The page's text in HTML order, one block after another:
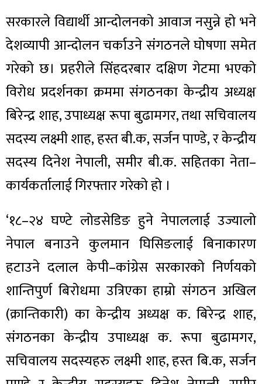
सरकारले विद्यार्थी आन्दोलनको आवाज नसुन्ने हो भने
देशव्यापी आन्दोलन चर्काउने संगठनले घोषणा समेत
गरेको छ। प्रहरीले सिंहदरबार दक्षिण गेटमा भएको
विरोध प्रदर्शनका क्रममा संगठनका केन्द्रीय अध्यक्ष
बिरेन्द्र शाह, उपाध्यक्ष रूपा बुढामगर, तथा सचिवालय
सदस्य लक्ष्मी शाह, हस्त बी.क, सर्जन पाण्डे, र केन्द्रीय
सदस्य दिनेश नेपाली, समीर बी.क. सहितका नेता–
कार्यकर्तालाई गिरफ्तार गरेको हो ।
‘१८–२४ घण्टे लोडसेडिङ हुने नेपाललाई उज्यालो
नेपाल बनाउने कुलमान घिसिङलाई बिनाकारण
हटाउने दलाल केपी–कांग्रेस सरकारको निर्णयको
शान्तिपुर्ण बिरोधमा उत्रिएका हाम्रो संगठन अखिल
(क्रान्तिकारी) का केन्द्रीय अध्यक्ष क. बिरेन्द्र शाह,
संगठनका केन्द्रीय उपाध्यक्ष क. रूपा बुढामगर,
सचिवालय सदस्यहरु लक्ष्मी शाह, हस्त बि.क, सर्जन